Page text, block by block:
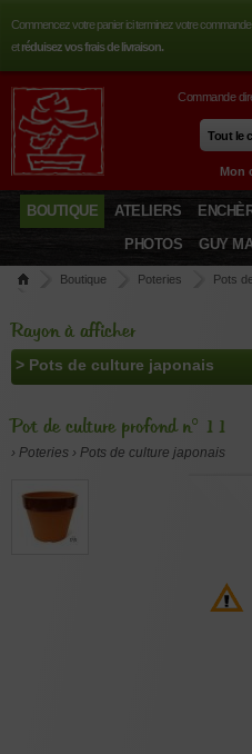
Commencez votre panier ici terminez votre
etréduisez vos frais de livraison.
Commande
Mon
BOUTIQUE ATELIERS
PHOTOS
GUY
Boutique Poteries
Pots
Rayon à afficher
Pot de culture profond n° 11
› Poteries › Pots de culture japonais